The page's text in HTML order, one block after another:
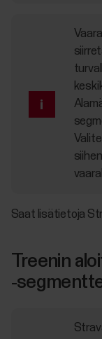
Saat lisätietoja
Treenin